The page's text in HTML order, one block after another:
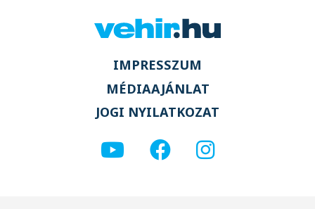
IMPRESSZUM
MÉDIAAJÁNLAT
JOGI NYILATKOZAT